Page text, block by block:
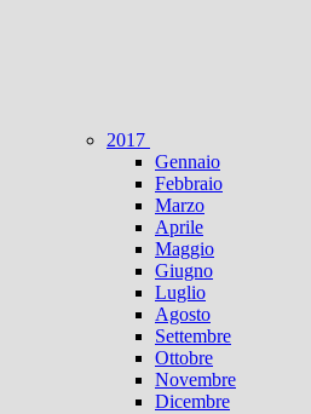
2017
Gennaio
Febbraio
Marzo
Aprile
Maggio
Giugno
Luglio
Agosto
Settembre
Ottobre
Novembre
Dicembre